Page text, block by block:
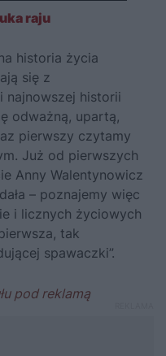
raju
historia życia
się z
najnowszej historii
odważną, upartą,
pierwszy czytamy
Już od pierwszych
Anny Walentynowicz
– poznajemy więc
i licznych życiowych
tak
spawaczki”.